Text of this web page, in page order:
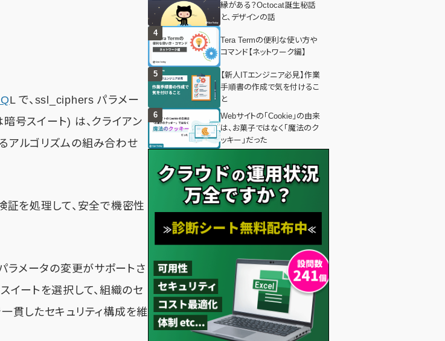
L で、ssl_ciphers パラメー
号スイート) は、クライアン
アルゴリズムの組み合わせ
証を処理して、安全で機密性
メータの変更がサポートさ
イートを選択して、組織のセ
貫したセキュリティ構成を維
縁がある？Octocat誕生秘話
と、デザインの話
Tera Termの便利な使い方や
コマンド【ネットワーク編】
【新人ITエンジニア必見】作業
手順書の作成で気を付けるこ
と
Webサイトの「Cookie」の由来
は、お菓子ではなく「魔法のク
ッキー」だった